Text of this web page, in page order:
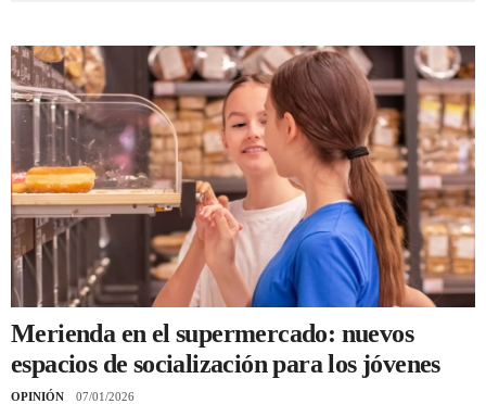
Merienda en el supermercado: nuevos
espacios de socialización para los jóvenes
OPINIÓN 07/01/2026